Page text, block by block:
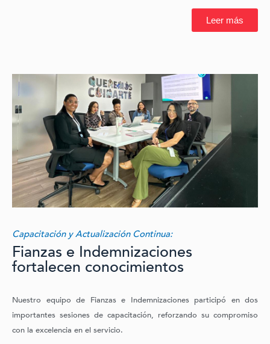
Leer más
Capacitación y Actualización Continua:
Fianzas e Indemnizaciones
fortalecen conocimientos
Nuestro equipo de Fianzas e Indemnizaciones participó en dos
importantes sesiones de capacitación, reforzando su compromiso
con la excelencia en el servicio.